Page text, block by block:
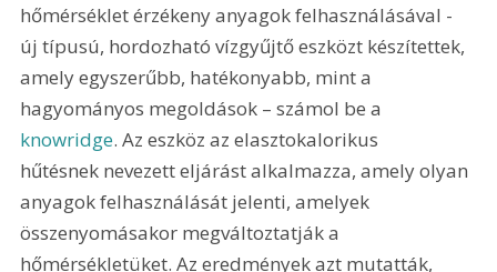
hőmérséklet érzékeny anyagok felhasználásával -
új típusú, hordozható vízgyűjtő eszközt készítettek,
amely egyszerűbb, hatékonyabb, mint a
hagyományos megoldások – számol be a
knowridge. Az eszköz az elasztokalorikus
hűtésnek nevezett eljárást alkalmazza, amely olyan
anyagok felhasználását jelenti, amelyek
összenyomásakor megváltoztatják a
hőmérsékletüket. Az eredmények azt mutatták,